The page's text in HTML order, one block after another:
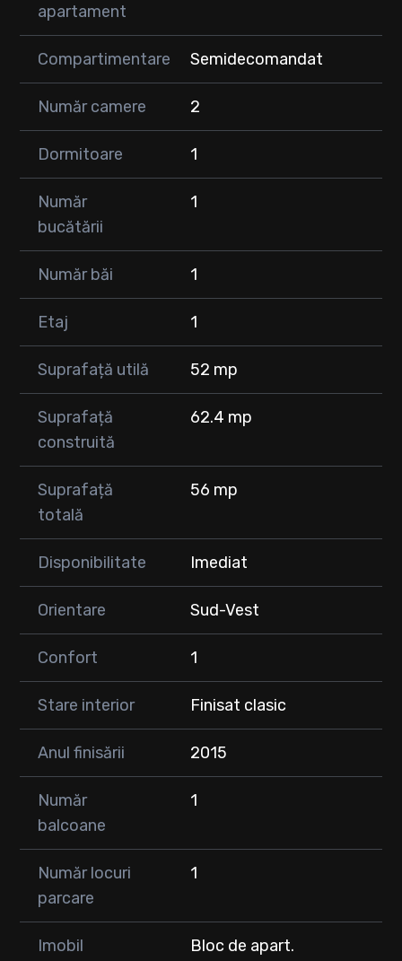
✅ Living generos cu bucătărie semideschisă – 33 mp
✅ 2 holuri (hol de acces și hol care separă zona de zi de zona
de noapte)
❄️ Dotări:
✔️ Centrală termică proprie
✔️ Orientare sudică – lumină naturală pe tot parcursul zilei ☀️
✔️ Loc de parcare propriu inclus în preț 🚗
🛒 Magazine și supermarketuri
🥬 Piață agroalimentară
🍽️ Restaurante și cafenele
🏛️ Primărie
🌿 Parc, spații verzi și locuri de joacă pentru copii chiar lângă
bloc
💙 Ideal atât pentru locuit, cât și pentru investiție!
📞 Pentru mai multe informații sau pentru programarea unei
vizionări, nu ezitați să ne contactați!
🔑 Mută-te fără griji într-un apartament pregătit să devină
"acasă"!
apartament
Compartimentare Semidecomandat
Număr camere 2
Dormitoare 1
Număr
bucătării
1
Număr băi 1
Etaj 1
Suprafață utilă 52 mp
Suprafață
construită
62.4 mp
Suprafață
totală
56 mp
Disponibilitate Imediat
Orientare Sud-Vest
Confort 1
Stare interior Finisat clasic
Anul finisării 2015
Număr
balcoane
1
Număr locuri
parcare
1
Imobil Bloc de apart.